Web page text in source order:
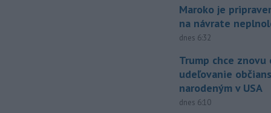
Maroko je
na návrate
dnes 6:32
Trump chce
udeľovanie
narodeným v USA
dnes 6:10